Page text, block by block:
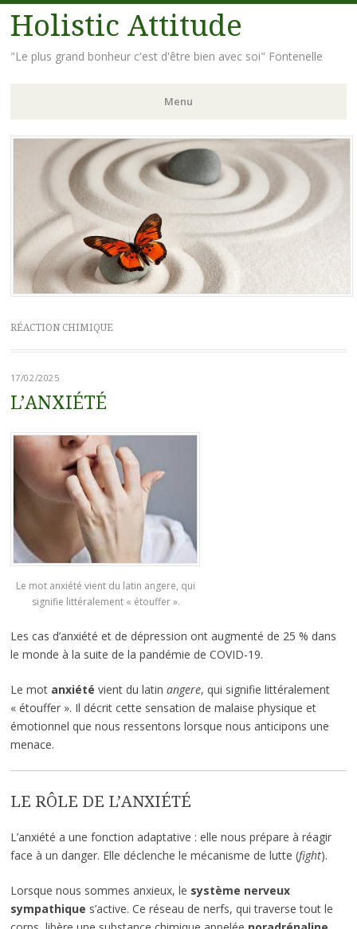
Holistic Attitude
"Le plus grand bonheur c'est d'être bien avec soi" Fontenelle
Menu
Aller
principal
RÉACTION CHIMIQUE
17/02/2025
L’ANXIÉTÉ
Le mot anxiété vient du latin angere, qui
signifie littéralement « étouffer ».
Les cas d’anxiété et de dépression ont augmenté de 25 % dans
le monde à la suite de la pandémie de COVID-19.
Le mot anxiété vient du latin angere, qui signifie littéralement
« étouffer ». Il décrit cette sensation de malaise physique et
émotionnel que nous ressentons lorsque nous anticipons une
menace.
LE RÔLE DE L’ANXIÉTÉ
L’anxiété a une fonction adaptative : elle nous prépare à réagir
face à un danger. Elle déclenche le mécanisme de lutte (fight).
Lorsque nous sommes anxieux, le système nerveux
sympathique s’active. Ce réseau de nerfs, qui traverse tout le